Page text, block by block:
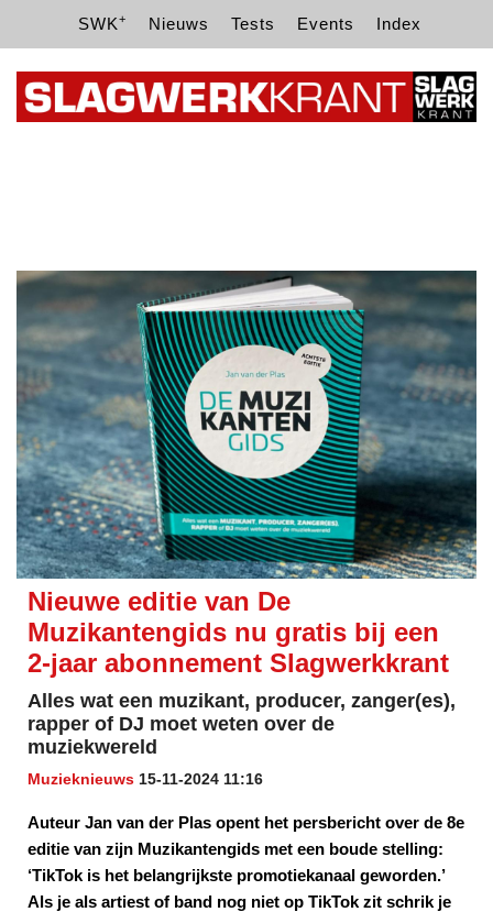
SWK+ Nieuws Tests Events Index
Nieuwe editie van De
Muzikantengids nu gratis bij een
2-jaar abonnement Slagwerkkrant
Alles wat een muzikant, producer, zanger(es),
rapper of DJ moet weten over de
muziekwereld
Muzieknieuws 15-11-2024 11:16
Auteur Jan van der Plas opent het persbericht over de 8e
editie van zijn Muzikantengids met een boude stelling:
‘TikTok is het belangrijkste promotiekanaal geworden.’
Als je als artiest of band nog niet op TikTok zit schrik je